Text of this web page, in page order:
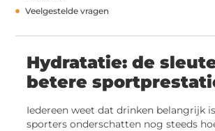
Veelgestelde vragen
Hydratatie: de
betere
Iedereen weet dat drinken belangrijk
sporters onderschatten nog steeds